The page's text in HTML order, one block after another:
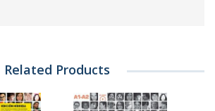
Related Products